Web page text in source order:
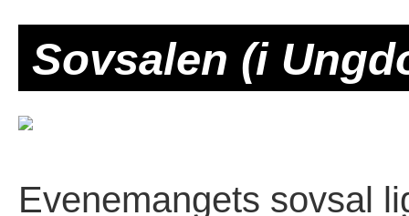
Sovsalen (i
Evenemangets sovsal